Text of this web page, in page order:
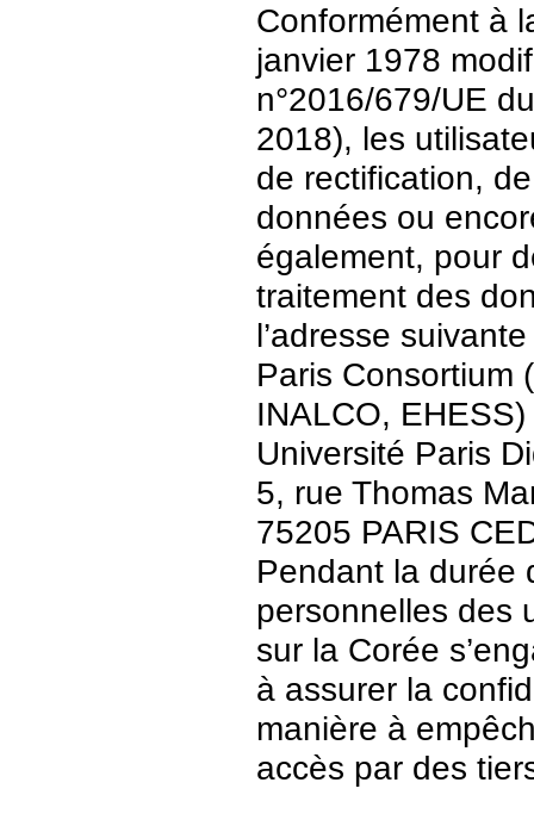
Conformément à
janvier 1978
n°2016/679/UE
2018), les
de rectification,
données ou
également, pour
traitement des
l’adresse
Paris Consortium
INALCO, EHESS)
Université Paris
5, rue Thomas
75205 PARIS
Pendant la durée
personnelles des
sur la Corée
à assurer la
manière à
accès par des